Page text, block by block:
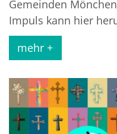
Gemeinden
Impuls kann hier
mehr +